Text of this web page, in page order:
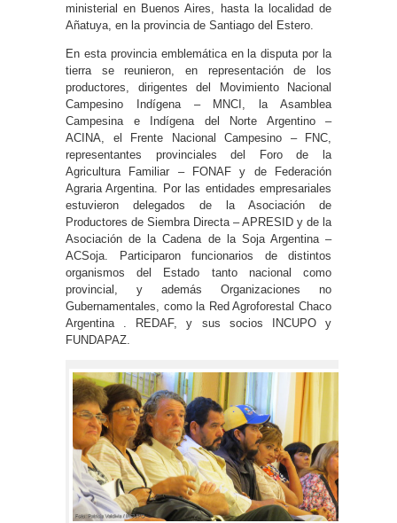
ministerial en Buenos Aires, hasta la localidad de
Añatuya, en la provincia de Santiago del Estero.
En esta provincia emblemática en la disputa por la
tierra se reunieron, en representación de los
productores, dirigentes del Movimiento Nacional
Campesino Indígena – MNCI, la Asamblea
Campesina e Indígena del Norte Argentino –
ACINA, el Frente Nacional Campesino – FNC,
representantes provinciales del Foro de la
Agricultura Familiar – FONAF y de Federación
Agraria Argentina. Por las entidades empresariales
estuvieron delegados de la Asociación de
Productores de Siembra Directa – APRESID y de la
Asociación de la Cadena de la Soja Argentina –
ACSoja. Participaron funcionarios de distintos
organismos del Estado tanto nacional como
provincial, y además Organizaciones no
Gubernamentales, como la Red Agroforestal Chaco
Argentina . REDAF, y sus socios INCUPO y
FUNDAPAZ.